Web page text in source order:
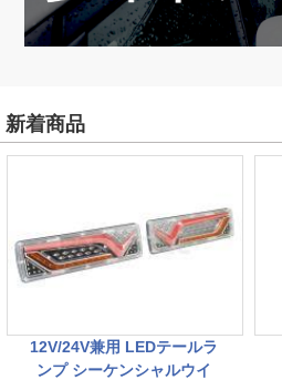
新着商品
12V/24V兼用 LEDテールラ
ンプ シーケンシャルウイ